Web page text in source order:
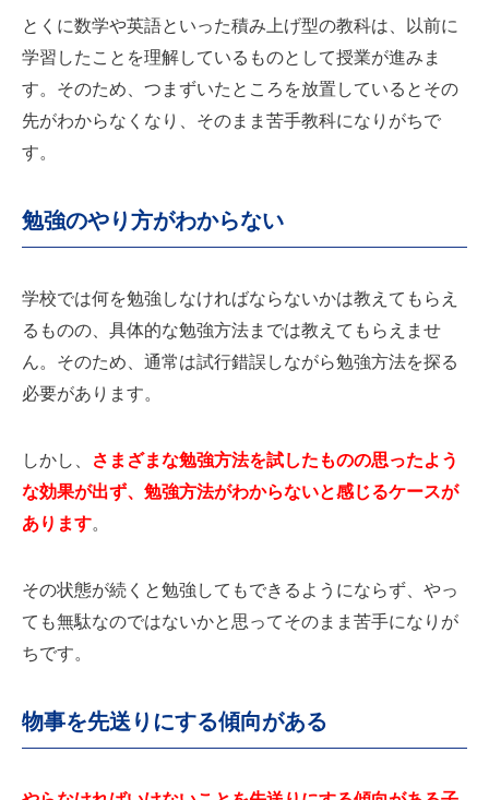
とくに数学や英語といった積み上げ型の教科は、以前に
学習したことを理解しているものとして授業が進みま
す。そのため、つまずいたところを放置しているとその
先がわからなくなり、そのまま苦手教科になりがちで
す。
勉強のやり方がわからない
学校では何を勉強しなければならないかは教えてもらえ
るものの、具体的な勉強方法までは教えてもらえませ
ん。そのため、通常は試行錯誤しながら勉強方法を探る
必要があります。
しかし、 さまざまな勉強方法を試したものの思ったよう
な効果が出ず、勉強方法がわからないと感じるケースが
あります。
その状態が続くと勉強してもできるようにならず、やっ
ても無駄なのではないかと思ってそのまま苦手になりが
ちです。
物事を先送りにする傾向がある